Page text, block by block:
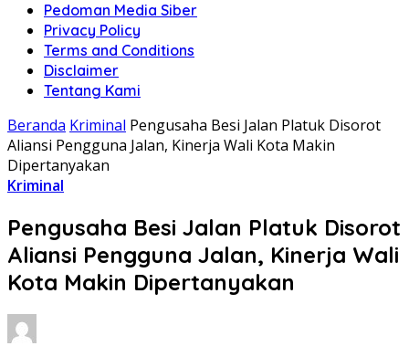
Pedoman Media Siber
Privacy Policy
Terms and Conditions
Disclaimer
Tentang Kami
Beranda Kriminal Pengusaha Besi Jalan Platuk Disorot
Aliansi Pengguna Jalan, Kinerja Wali Kota Makin
Dipertanyakan
Kriminal
Pengusaha Besi Jalan Platuk Disorot
Aliansi Pengguna Jalan, Kinerja Wali
Kota Makin Dipertanyakan